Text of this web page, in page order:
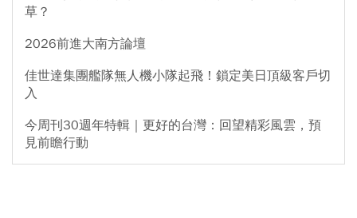
草？
2026前進大南方論壇
佳世達集團艦隊無人機小隊起飛！鎖定美日頂級客戶切
入
今周刊30週年特輯｜更好的台灣：回望精彩風雲，預
見前瞻行動